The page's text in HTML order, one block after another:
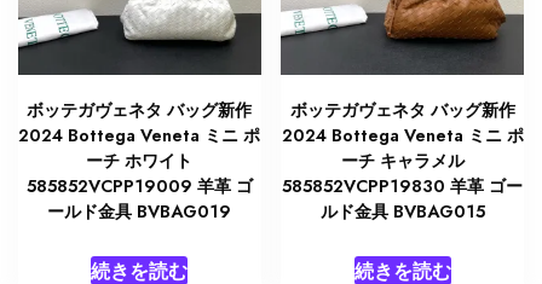
ボッテガヴェネタ バッグ新作
2024 Bottega Veneta ミニ ポ
ーチ ホワイト
585852VCPP19009 羊革 ゴ
ールド金具 BVBAG019
続きを読む
ボッテガヴェネタ バッグ新作
2024 Bottega Veneta ミニ ポ
ーチ キャラメル
585852VCPP19830 羊革 ゴー
ルド金具 BVBAG015
続きを読む